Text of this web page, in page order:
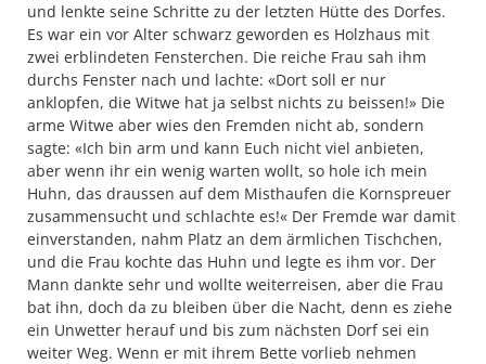
und lenkte seine Schritte zu der letzten Hütte des Dorfes.
Es war ein vor Alter schwarz geworden es Holzhaus mit
zwei er­blindeten Fensterchen. Die reiche Frau sah ihm
durchs Fenster nach und lachte: «Dort soll er nur
anklopfen, die Witwe hat ja selbst nichts zu beissen!» Die
arme Witwe aber wies den Fremden nicht ab, sondern
sagte: «Ich bin arm und kann Euch nicht viel anbieten,
aber wenn ihr ein wenig warten wollt, so hole ich mein
Huhn, das draussen auf dem Misthaufen die Kornspreuer
zusammensucht und schlachte es!« Der Fremde war damit
einverstanden, nahm Platz an dem ärmlichen Tischchen,
und die Frau kochte das Huhn und legte es ihm vor. Der
Mann dankte sehr und wollte weiterreisen, aber die Frau
bat ihn, doch da zu bleiben über die Nacht, denn es ziehe
ein Unwetter herauf und bis zum nächsten Dorf sei ein
weiter Weg. Wenn er mit ihrem Bette vorlieb nehmen